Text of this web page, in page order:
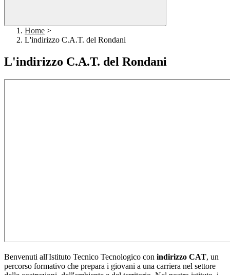
Home >
L'indirizzo C.A.T. del Rondani
L'indirizzo C.A.T. del Rondani
Benvenuti all'Istituto Tecnico Tecnologico con indirizzo CAT, un
percorso formativo che prepara i giovani a una carriera nel settore